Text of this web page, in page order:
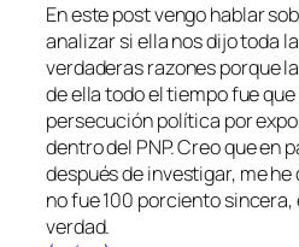
En este post vengo hablar
analizar si ella nos dijo toda
verdaderas razones porque
de ella todo el tiempo fue
persecución política por
dentro del PNP. Creo que en
después de investigar, me
no fue 100 porciento sincera,
verdad.